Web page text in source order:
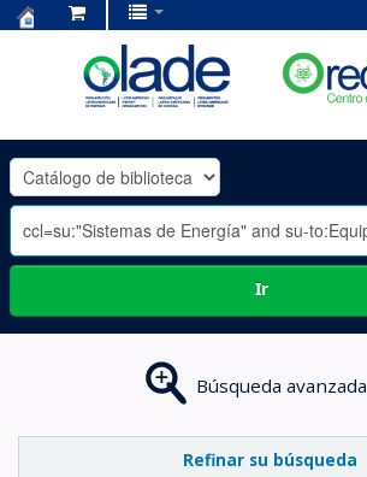
OLADE
-
Ir
Búsqueda avanzada
Refinar su búsqueda